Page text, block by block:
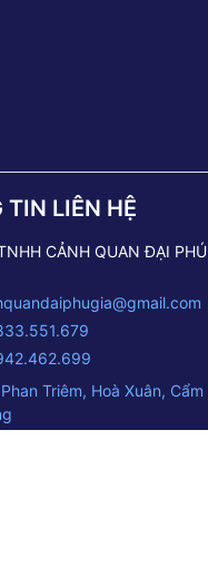
TIN LIÊN HỆ
CẢNH QUAN ĐẠI PHÚ
Triêm, Hoà Xuân, Cẩm